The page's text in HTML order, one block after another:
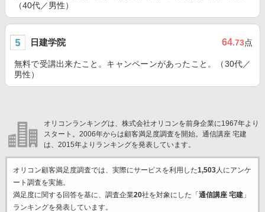
（40代／男性）
日建学院 64.73点
無料で受講出来たこと。キャンペーンがあったこと。（30代／
男性）
オリコンランキングは、株式会社オリコンを前身企業に1967年より
スタート。2006年からは顧客満足度調査を開始。通信講座 宅建
は、2015年よりランキングを発表しています。
オリコン顧客満足度調査では、実際にサービスを利用した1,503人にアンケ
ート調査を実施。
満足度に関する回答を基に、調査企業20社を対象にした「 通信講座 宅建」
ランキングを発表しています。